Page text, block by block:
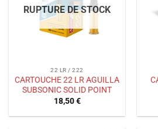
RUPTURE DE STOCK
22 LR / 222
CARTOUCHE 22 LR AGUILLA
SUBSONIC SOLID POINT
18,50€